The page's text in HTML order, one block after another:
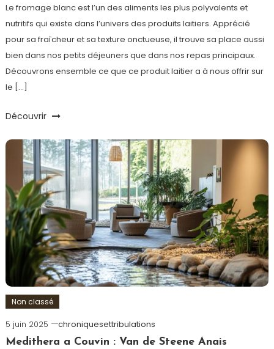
Le fromage blanc est l’un des aliments les plus polyvalents et
nutritifs qui existe dans l’univers des produits laitiers. Apprécié
pour sa fraîcheur et sa texture onctueuse, il trouve sa place aussi
bien dans nos petits déjeuners que dans nos repas principaux.
Découvrons ensemble ce que ce produit laitier a à nous offrir sur
le […]
Découvrir
Non classé
5 juin 2025
chroniquesettribulations
Medithera a Couvin : Van de Steene Anais